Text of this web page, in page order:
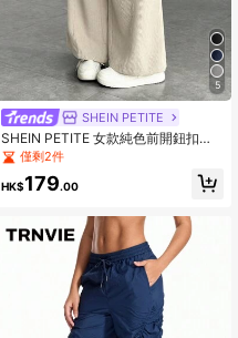
5
SHEIN PETITE
SHEIN PETITE 女款純色前開鈕扣休
閒寬腿褲，適合日常穿著，適合嬌小
女性
僅剩2件
HK$179.00